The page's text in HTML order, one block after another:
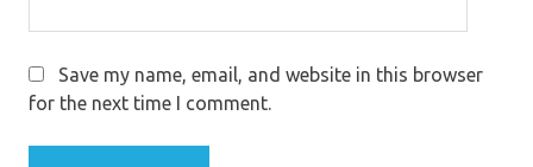
Save my name, email, and website in this browser
for the next time I comment.